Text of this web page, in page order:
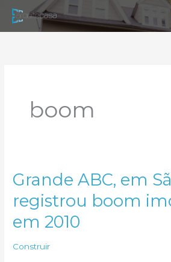
para
boom
Grande ABC, em
registrou boom
em 2010
Construir